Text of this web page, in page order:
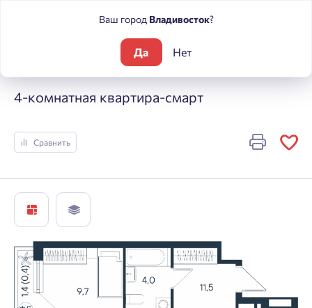
ЮГ на Беляева
4-комнатная квартира-смарт
Сравнить
Ваш город Владивосток?
Да Нет